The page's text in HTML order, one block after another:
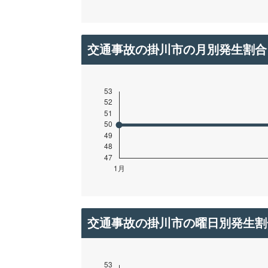
交通事故の掛川市の月別発生割合
交通事故の掛川市の曜日別発生